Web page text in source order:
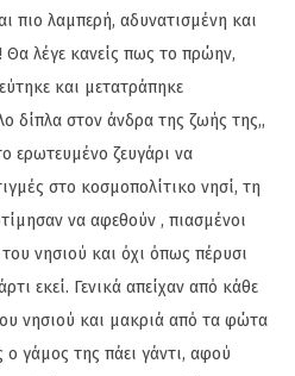
πιο λαμπερή, αδυνατισμένη και
λέγε κανείς πως το πρώην,
και μετατράπηκε
δίπλα στον άνδρα της ζωής της,,
ερωτευμένο ζευγάρι να
στο κοσμοπολίτικο νησί, τη
να αφεθούν , πιασμένοι
νησιού και όχι όπως πέρυσι
εκεί. Γενικά απείχαν από κάθε
νησιού και μακριά από τα φώτα
γάμος της πάει γάντι, αφού